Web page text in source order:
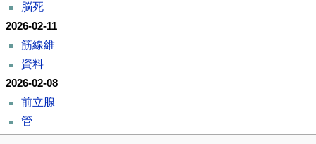
脳死
2026-02-11
筋線維
資料
2026-02-08
前立腺
管